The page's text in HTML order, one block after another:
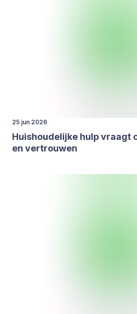
25 jun 2026
Huis­hou­de­lij­ke hulp vraagt
en ver­trou­wen